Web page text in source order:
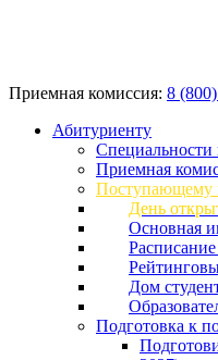
Приемная комиссия: 8
Абитуриенту
Специальности
Приемная
Поступающему
День
Основная
Дом
Подготовка к